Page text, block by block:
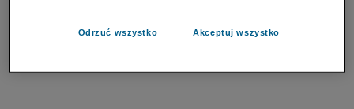
przetwarzaniu danych osobowych w celu dostarczania i prezentacji reklam i
Odrzuć wszystko Akceptuj wszystko